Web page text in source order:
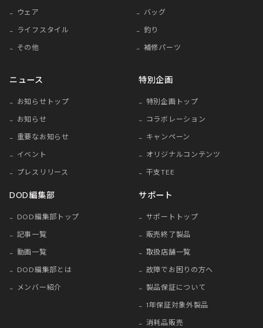
ウェア
バッグ
ライフスタイル
釣り
その他
補修パーツ
ニュース
お知らせトップ
お知らせ
重要なお知らせ
イベント
プレスリリース
特別企画
特別企画トップ
コラボレーション
キャンペーン
オリジナルコンテンツ
干支TEE
DOD編集部
DOD編集部トップ
記事一覧
動画一覧
DOD編集部とは
メンバー紹介
サポート
サポートトップ
販売終了製品
取扱店舗一覧
故障でお困りの方へ
製品保証について
1年保証対象外製品
消耗品販売